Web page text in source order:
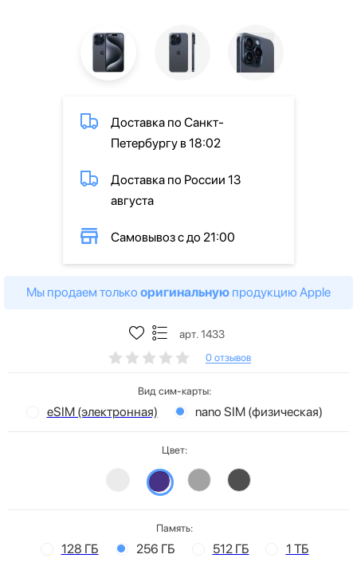
Доставка по Санкт-
Петербургу в 18:02
Доставка по России 13
августа
Самовывоз с до 21:00
Мы продаем только оригинальную продукцию Apple
арт. 1433
0 отзывов
Вид сим-карты:
eSIM (электронная) nano SIM (физическая)
Цвет:
Память:
128 ГБ 256 ГБ 512 ГБ 1 ТБ